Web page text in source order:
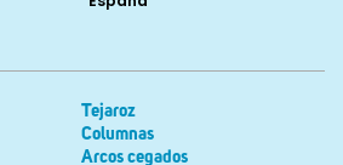
Tejaroz
Columnas
Arcos cegados